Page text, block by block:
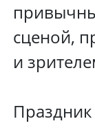
сценой,
и